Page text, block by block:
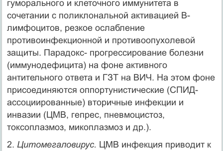
гуморального и клеточного иммунитета в
сочетании с поликлональной активацией В-
лимфоцитов, резкое ослабление
противоинфекционной и противоопухолевой
защиты. Парадокс- прогрессирование болезни
(иммунодефицита) на фоне активного
антительного ответа и ГЗТ на ВИЧ. На этом фоне
присоединяются оппортунистические (СПИД-
ассоциированные) вторичные инфекции и
инвазии (ЦМВ, гепрес, пневмоцистоз,
токсоплазмоз, микоплазмоз и др.).
2. Цитомегаловирус. ЦМВ инфекция приводит к